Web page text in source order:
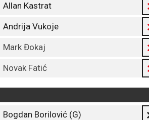
Allan Kastrat
Andrija Vukoje
Mark Đokaj
Novak Fatić
Bogdan Borilović (G)